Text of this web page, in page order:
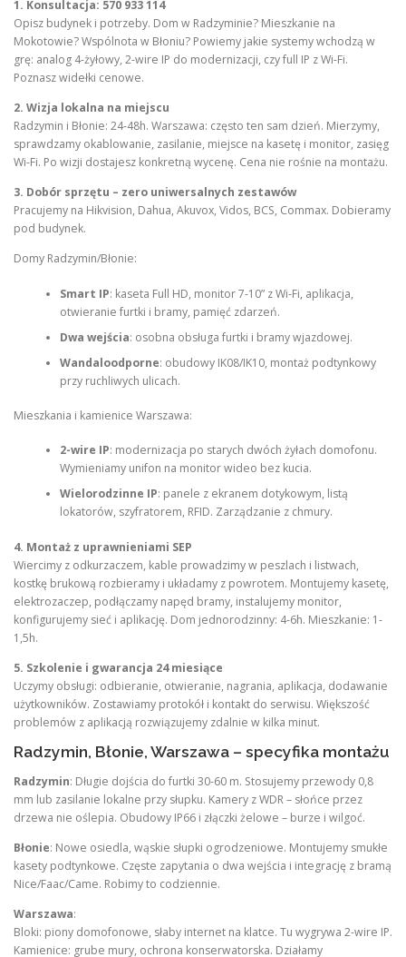
1. Konsultacja: 570 933 114
Opisz budynek i potrzeby. Dom w Radzyminie? Mieszkanie na
Mokotowie? Wspólnota w Błoniu? Powiemy jakie systemy wchodzą w
grę: analog 4-żyłowy, 2-wire IP do modernizacji, czy full IP z Wi-Fi.
Poznasz widełki cenowe.
2. Wizja lokalna na miejscu
Radzymin i Błonie: 24-48h. Warszawa: często ten sam dzień. Mierzymy,
sprawdzamy okablowanie, zasilanie, miejsce na kasetę i monitor, zasięg
Wi-Fi. Po wizji dostajesz konkretną wycenę. Cena nie rośnie na montażu.
3. Dobór sprzętu – zero uniwersalnych zestawów
Pracujemy na Hikvision, Dahua, Akuvox, Vidos, BCS, Commax. Dobieramy
pod budynek.
Domy Radzymin/Błonie:
Smart IP: kaseta Full HD, monitor 7-10” z Wi-Fi, aplikacja,
otwieranie furtki i bramy, pamięć zdarzeń.
Dwa wejścia: osobna obsługa furtki i bramy wjazdowej.
Wandaloodporne: obudowy IK08/IK10, montaż podtynkowy
przy ruchliwych ulicach.
Mieszkania i kamienice Warszawa:
2-wire IP: modernizacja po starych dwóch żyłach domofonu.
Wymieniamy unifon na monitor wideo bez kucia.
Wielorodzinne IP: panele z ekranem dotykowym, listą
lokatorów, szyfratorem, RFID. Zarządzanie z chmury.
4. Montaż z uprawnieniami SEP
Wiercimy z odkurzaczem, kable prowadzimy w peszlach i listwach,
kostkę brukową rozbieramy i układamy z powrotem. Montujemy kasetę,
elektrozaczep, podłączamy napęd bramy, instalujemy monitor,
konfigurujemy sieć i aplikację. Dom jednorodzinny: 4-6h. Mieszkanie: 1-
1,5h.
5. Szkolenie i gwarancja 24 miesiące
Uczymy obsługi: odbieranie, otwieranie, nagrania, aplikacja, dodawanie
użytkowników. Zostawiamy protokół i kontakt do serwisu. Większość
problemów z aplikacją rozwiązujemy zdalnie w kilka minut.
Radzymin, Błonie, Warszawa – specyfika montażu
Radzymin: Długie dojścia do furtki 30-60 m. Stosujemy przewody 0,8
mm lub zasilanie lokalne przy słupku. Kamery z WDR – słońce przez
drzewa nie oślepia. Obudowy IP66 i złączki żelowe – burze i wilgoć.
Błonie: Nowe osiedla, wąskie słupki ogrodzeniowe. Montujemy smukłe
kasety podtynkowe. Częste zapytania o dwa wejścia i integrację z bramą
Nice/Faac/Came. Robimy to codziennie.
Warszawa:
Bloki: piony domofonowe, słaby internet na klatce. Tu wygrywa 2-wire IP.
Kamienice: grube mury, ochrona konserwatorska. Działamy